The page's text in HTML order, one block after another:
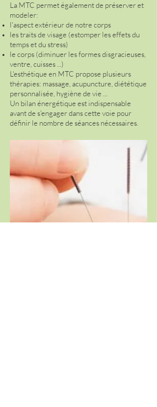
La MTC permet également de préserver et
modeler:
l'aspect extérieur de notre corps
les traits de visage (estomper les effets du
temps et du stress)
le corps (diminuer les formes disgracieuses,
ventre, cuisses ...)
L'esthétique en MTC propose plusieurs
thérapies: massage, acupuncture, diététique
personnalisée, hygiène de vie ...
Un bilan énergétique est indispensable
avant de s'engager dans cette voie pour
définir le nombre de séances nécessaires.